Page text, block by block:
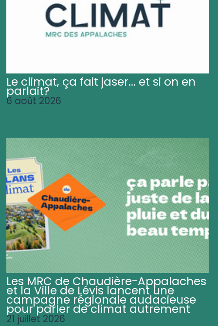
Le climat, ça fait jaser... et si on en
parlait?
6 août 2026
Les MRC de Chaudière-Appalaches
et la Ville de Lévis lancent une
campagne régionale audacieuse
pour parler de climat autrement
21 juillet 2026